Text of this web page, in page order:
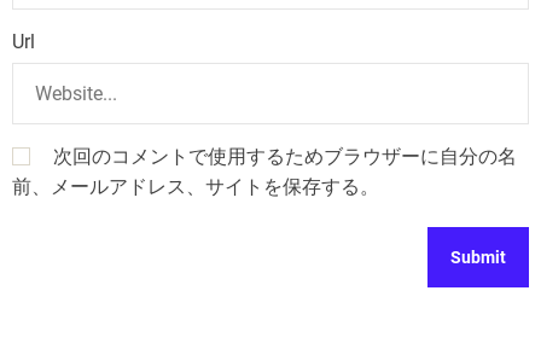
Url
次回のコメントで使用するためブラウザーに自分の名
前、メールアドレス、サイトを保存する。